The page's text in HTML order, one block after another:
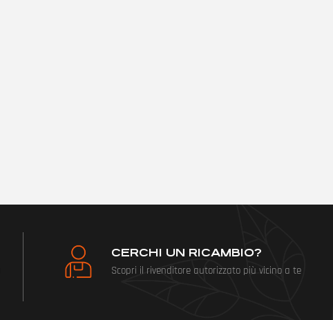
CERCHI UN RICAMBIO?
Scopri il rivenditore autorizzato più vicino a te